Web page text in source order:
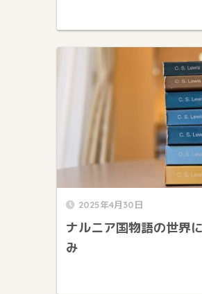
2025年4月30日
ナルニア国物語の世界
み